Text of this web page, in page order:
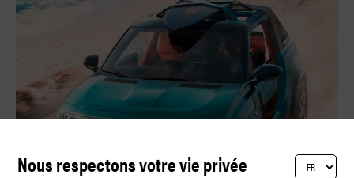
Nous respectons votre vie privée